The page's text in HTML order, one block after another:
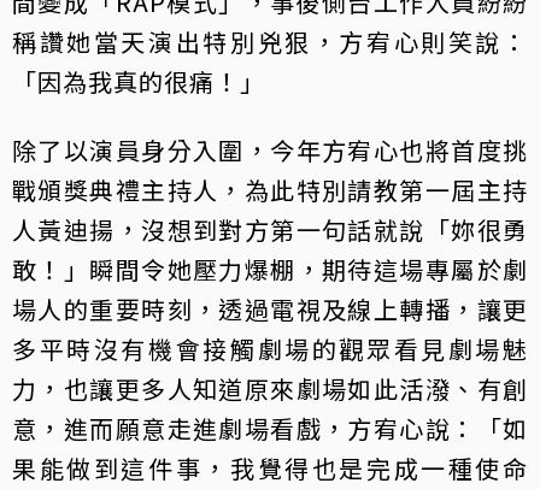
稱讚她當天演出特別兇狠，方宥心則笑說：
「因為我真的很痛！」
除了以演員身分入圍，今年方宥心也將首度挑
戰頒獎典禮主持人，為此特別請教第一屆主持
人黃迪揚，沒想到對方第一句話就說「妳很勇
敢！」瞬間令她壓力爆棚，期待這場專屬於劇
場人的重要時刻，透過電視及線上轉播，讓更
多平時沒有機會接觸劇場的觀眾看見劇場魅
力，也讓更多人知道原來劇場如此活潑、有創
意，進而願意走進劇場看戲，方宥心說：「如
果能做到這件事，我覺得也是完成一種使命